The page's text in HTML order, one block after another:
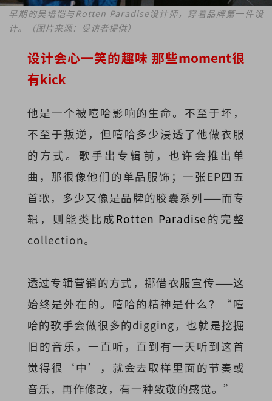
早期的吴培恺与Rotten Paradise设计师，穿着品牌第一件设
计。（图片来源：受访者提供）
设计会心一笑的趣味 那些moment很
有kick
他是一个被嘻哈影响的生命。不至于坏，
不至于叛逆，但嘻哈多少浸透了他做衣服
的方式。歌手出专辑前，也许会推出单
曲，那很像他们的单品服饰；一张EP四五
首歌，多少又像是品牌的胶囊系列——而专
辑，则能类比成 Rotten Paradise 的完整
collection。
透过专辑营销的方式，挪借衣服宣传——这
始终是外在的。嘻哈的精神是什么？“嘻
哈的歌手会做很多的digging，也就是挖掘
旧的音乐，一直听，直到有一天听到这首
觉得很‘中’，就会去取样里面的节奏或
音乐，再作修改，有一种致敬的感觉。”